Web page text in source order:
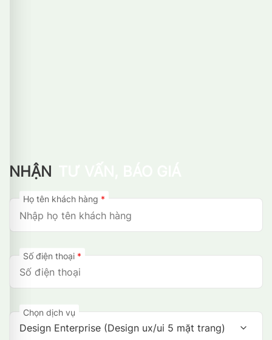
NHẬN
Họ tên khách hàng *
Số điện thoại *
Chọn dịch vụ